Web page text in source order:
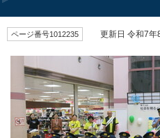
ページ番号1012235 更新日 令和7年